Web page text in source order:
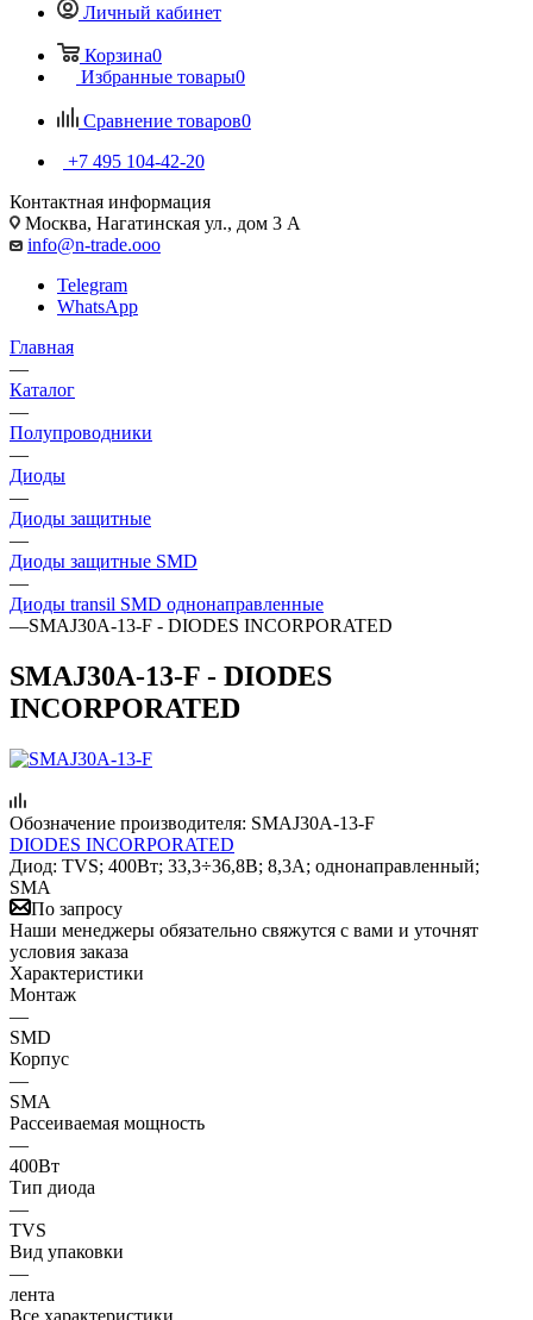
Личный кабинет
Корзина0
Избранные товары0
Сравнение товаров0
+7 495 104-42-20
Контактная информация
Москва, Нагатинская ул., дом 3 А
info@n-trade.ooo
Telegram
WhatsApp
Главная
—
Каталог
—
Полупроводники
—
Диоды
—
Диоды защитные
—
Диоды защитные SMD
—
Диоды transil SMD однонаправленные
—SMAJ30A-13-F - DIODES INCORPORATED
SMAJ30A-13-F - DIODES
INCORPORATED
Обозначение производителя: SMAJ30A-13-F
DIODES INCORPORATED
Диод: TVS; 400Вт; 33,3÷36,8В; 8,3А; однонаправленный;
SMA
По запросу
Наши менеджеры обязательно свяжутся с вами и уточнят
условия заказа
Характеристики
Монтаж
—
SMD
Корпус
—
SMA
Рассеиваемая мощность
—
400Вт
Тип диода
—
TVS
Вид упаковки
—
лента
Все характеристики